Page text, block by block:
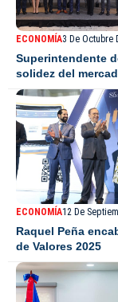
ECONOMÍA3 De Octubre
Superintendente
solidez del
ECONOMÍA12 De
Raquel Peña
de Valores 2025